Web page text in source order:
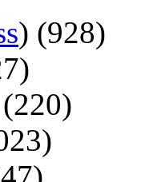
) (928)